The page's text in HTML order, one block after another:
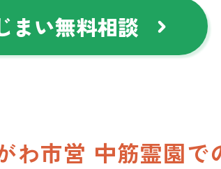
まい無料相談 chevron_right
わ市営 中筋霊園で